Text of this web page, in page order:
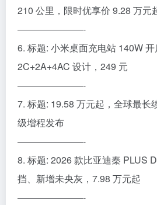
210 公里，限时优享价 9.28 万元
———————-
6. 标题: 小米桌面充电站 140W 开
2C+2A+4AC 设计，249 元
———————-
7. 标题: 19.58 万元起，全球最长
级增程发布
———————-
8. 标题: 2026 款比亚迪秦 PLUS
挡、新增未央灰，7.98 万元起
———————-